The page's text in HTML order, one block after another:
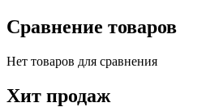
Сравнение товаров
Нет товаров для сравнения
Хит продаж